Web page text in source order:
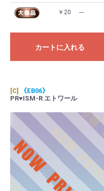
￥20 ---
カートに入れる
[C]
《EB06》
PR♥ISM-R エトワール